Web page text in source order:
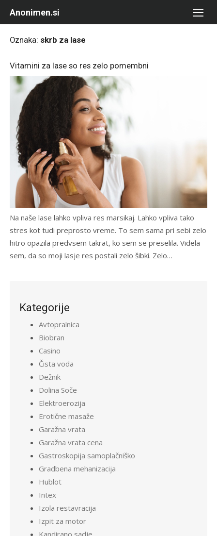
Anonimen.si
Oznaka: skrb za lase
Vitamini za lase so res zelo pomembni
Na naše lase lahko vpliva res marsikaj. Lahko vpliva tako
stres kot tudi preprosto vreme. To sem sama pri sebi zelo
hitro opazila predvsem takrat, ko sem se preselila. Videla
sem, da so moji lasje res postali zelo šibki. Zelo…
Kategorije
Avtopralnica
Biobran
Casino
Čista voda
Dežnik
Dolina Soče
Elektroerozija
Erotične masaže
Garažna vrata
Garažna vrata cena
Gastroskopija samoplačniško
Gradbena mehanizacija
Hublot
Intex
Izola restavracija
Izpit za motor
Kandirano sadje